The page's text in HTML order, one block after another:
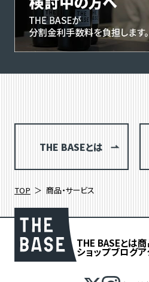
THE BASEとは
TOP 商品・サービス
THE BASEとは
ショップブログア